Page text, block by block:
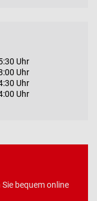
Uhr
Uhr
Uhr
Uhr
bequem online